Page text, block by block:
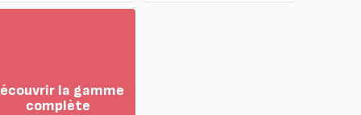
la gamme
complète